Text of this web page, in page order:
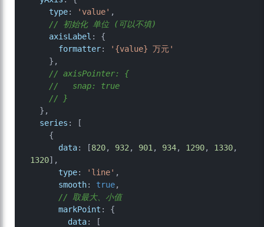
type: 'value' ,
// 初始化 单位 (可以不填)
axisLabel : {
formatter:
'{value} 万元'
// axisPointer: {
//   snap: true
// }
series : [
data: [820, 932 , 901 , 934, 1290, 1330
1320],
type: 'line' ,
smooth: true,
// 取最大、小值
markPoint : {
data: [